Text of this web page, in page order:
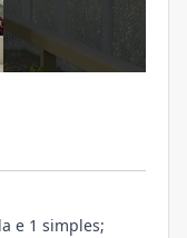
e 1 simples;